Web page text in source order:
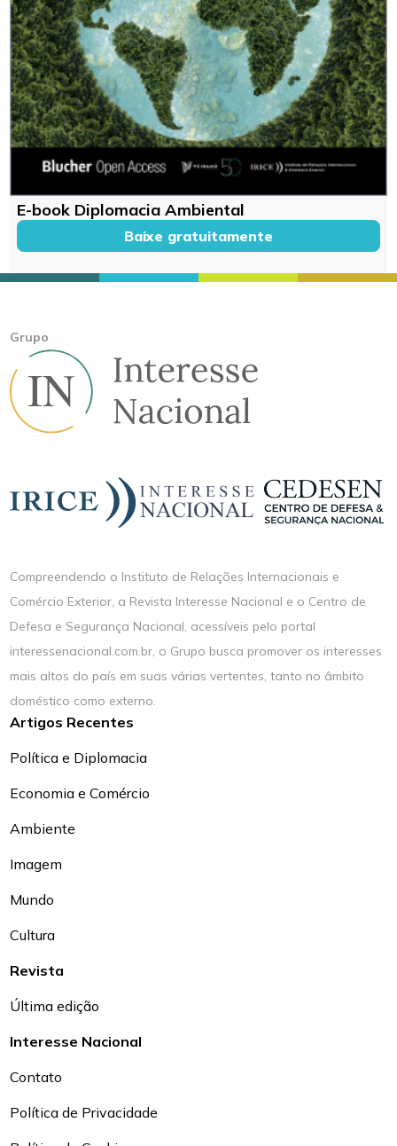
E-book Diplomacia Ambiental
Baixe gratuitamente
Grupo
Compreendendo o Instituto de Relações Internacionais e
Comércio Exterior, a Revista Interesse Nacional e o Centro de
Defesa e Segurança Nacional, acessíveis pelo portal
interessenacional.com.br, o Grupo busca promover os interesses
mais altos do país em suas várias vertentes, tanto no âmbito
doméstico como externo.
Artigos Recentes
Política e Diplomacia
Economia e Comércio
Ambiente
Imagem
Mundo
Cultura
Revista
Última edição
Interesse Nacional
Contato
Política de Privacidade